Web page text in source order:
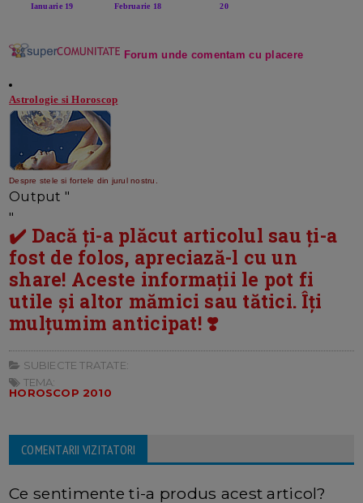
Ianuarie 19 Februarie 18 20
Forum unde comentam cu placere
Astrologie si Horoscop
Despre stele si fortele din jurul nostru.
Output "
"
✔️ Dacă ți-a plăcut articolul sau ți-a
fost de folos, apreciază-l cu un
share! Aceste informații le pot fi
utile și altor mămici sau tătici. Îți
mulțumim anticipat! ❣️
SUBIECTE TRATATE:
TEMA:
HOROSCOP 2010
COMENTARII VIZITATORI
Ce sentimente ti-a produs acest articol?